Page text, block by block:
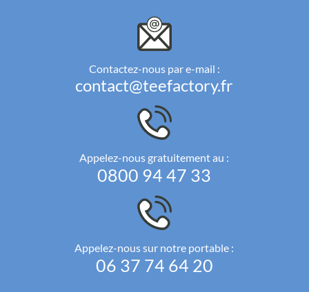
Contactez-nous par e-mail :
contact@teefactory.fr
Appelez-nous gratuitement au :
0800 94 47 33
Appelez-nous sur notre portable :
06 37 74 64 20